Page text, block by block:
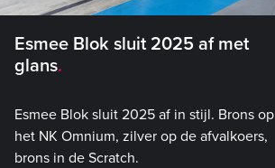
Esmee Blok sluit 2025 af met
glans
Esmee Blok sluit 2025 af in stijl. Brons op
het NK Omnium, zilver op de afvalkoers,
brons in de Scratch.